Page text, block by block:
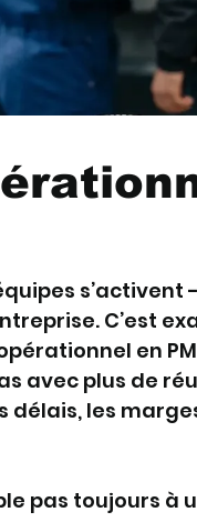
C’est
en
avec plus de
les
pas toujours à